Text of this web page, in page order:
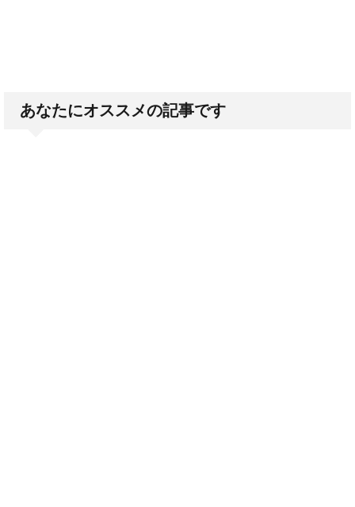
あなたにオススメの記事です